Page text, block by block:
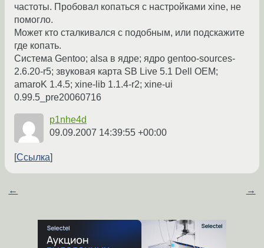
частоты. Пробовал копаться с настройками xine, не
помогло.
Может кто сталкивался с подобным, или подскажите
где копать.
Система Gentoo; alsa в ядре; ядро gentoo-sources-
2.6.20-r5; звуковая карта SB Live 5.1 Dell OEM;
amaroK 1.4.5; xine-lib 1.1.4-r2; xine-ui
0.99.5_pre20060716
p1nhe4d
09.09.2007 14:39:55 +00:00
Ссылка
← →